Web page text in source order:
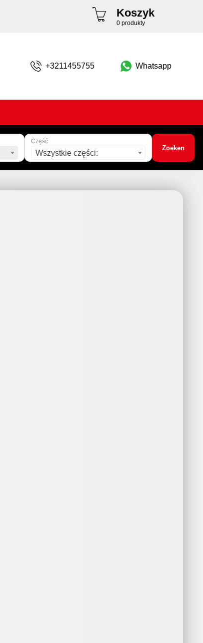
Koszyk
0 produkty
Whatsapp
+3211455755
Część
Wszystkie części:
Zoeken